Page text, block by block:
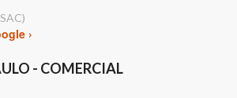
›
- COMERCIAL